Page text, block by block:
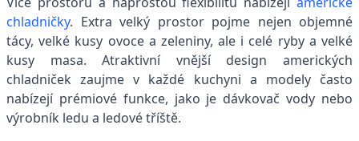
chladničky. Extra velký prostor pojme nejen objemné
tácy, velké kusy ovoce a zeleniny, ale i celé ryby a velké
kusy masa. Atraktivní vnější design amerických
chladniček zaujme v každé kuchyni a modely často
nabízejí prémiové funkce, jako je dávkovač vody nebo
výrobník ledu a ledové tříště.